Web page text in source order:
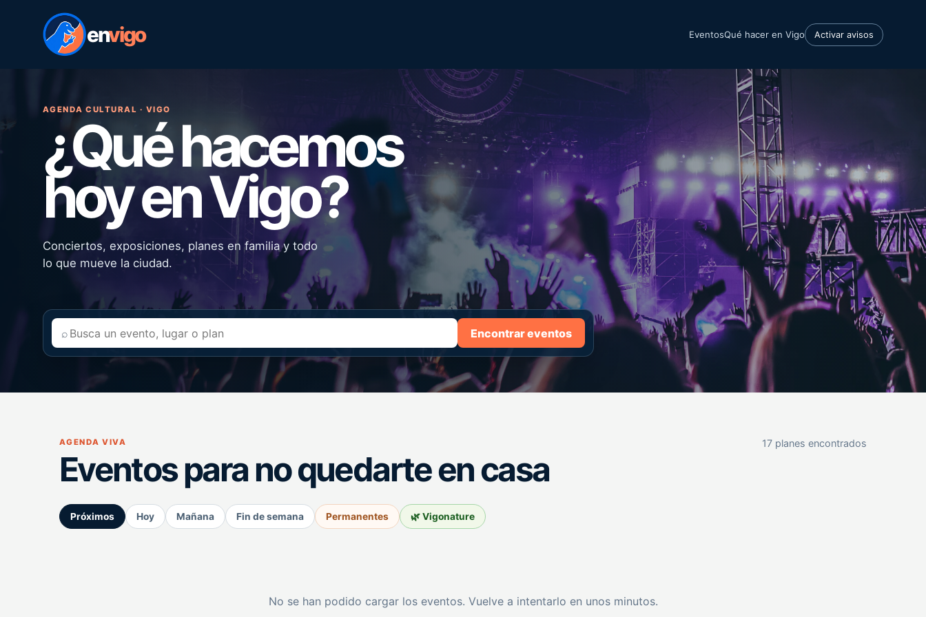
envigo EventosQué hacer en Vigo Activar avisos
AGENDA CULTURAL · VIGO
¿Qué hacemos
hoy en Vigo?
Conciertos, exposiciones, planes en familia y todo
lo que mueve la ciudad.
⌕ Encontrar eventos
AGENDA VIVA
Eventos para no quedarte en casa
17 planes encontrados
Próximos Hoy Mañana Fin de semana Permanentes 🌿 Vigonature
No se han podido cargar los eventos. Vuelve a intentarlo en unos minutos.